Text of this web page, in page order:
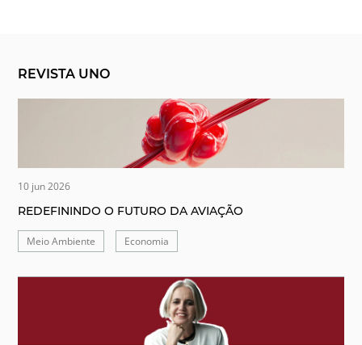
REVISTA UNO
10 jun 2026
REDEFININDO O FUTURO DA AVIAÇÃO
Meio Ambiente Economia